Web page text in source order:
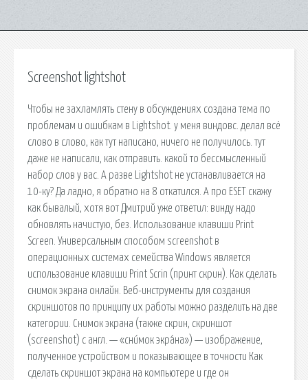
Screenshot lightshot
Чтобы не захламлять стену в обсуждениях создана тема по
проблемам и ошибкам в Lightshot. у меня виндовс. делал всё
слово в слово, как тут написано, ничего не получилось. тут
даже не написали, как отправить. какой то бессмысленный
набор слов у вас. А разве Lightshot не устанавливается на
10-ку? Да ладно, я обратно на 8 откатился. А про ESET скажу
как бывалый, хотя вот Дмитрий уже ответил: винду надо
обновлять начистую, без. Использование клавиши Print
Scrееn. Универсальным способом screenshot в
операционных системах семейства Windows является
использование клавиши Print Scrin (принт скрин). Как сделать
снимок экрана онлайн. Веб-инструменты для создания
скриншотов по принципу их работы можно разделить на две
категории. Снимок экрана (также скрин, скриншот
(screenshot) с англ. — «сни́мок экра́на») — изображение,
полученное устройством и показывающее в точности Как
сделать скриншот экрана на компьютере и где он